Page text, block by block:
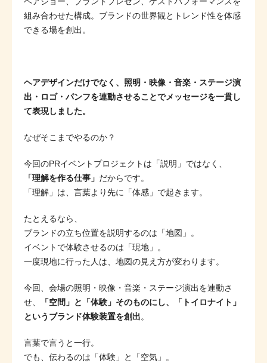
組み合わせた構成。ブランドの世界観とトレンド性を体感
できる場を創出。
ヘアデザインだけでなく、照明・映像・音楽・ステージ演
出・ロゴ・パンフを連動させることでメッセージを一貫し
て表現しました。
なぜそこまでやるのか？
今回のPRイベントプロジェクトは「説明」ではなく、
「理解を作る仕事」 だからです。
「理解」は、言葉より先に「体感」で起きます。
たとえるなら、
ブランドの立ち位置を説明するのは「地図」。
イベントで体験させるのは「現地」。
一度現地に行った人は、地図の見え方が変わります。
今回、会場の照明・映像・音楽・ステージ演出を連動さ
せ、
「空間」と「体験」そのものにし、「トイロナイト」
というブランド体験装置を創出。
言葉で言うと一行。
でも、伝わるのは「体験」と「空気」。